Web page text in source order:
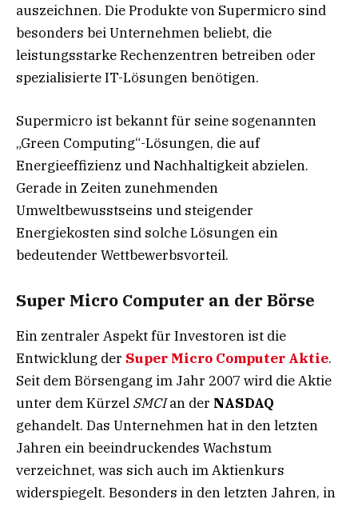
auszeichnen. Die Produkte von Supermicro sind
besonders bei Unternehmen beliebt, die
leistungsstarke Rechenzentren betreiben oder
spezialisierte IT-Lösungen benötigen.
Supermicro ist bekannt für seine sogenannten
„Green Computing“-Lösungen, die auf
Energieeffizienz und Nachhaltigkeit abzielen.
Gerade in Zeiten zunehmenden
Umweltbewusstseins und steigender
Energiekosten sind solche Lösungen ein
bedeutender Wettbewerbsvorteil.
Super Micro Computer an der Börse
Ein zentraler Aspekt für Investoren ist die
Entwicklung der Super Micro Computer Aktie.
Seit dem Börsengang im Jahr 2007 wird die Aktie
unter dem Kürzel SMCIan der NASDAQ
gehandelt. Das Unternehmen hat in den letzten
Jahren ein beeindruckendes Wachstum
verzeichnet, was sich auch im Aktienkurs
widerspiegelt. Besonders in den letzten Jahren, in